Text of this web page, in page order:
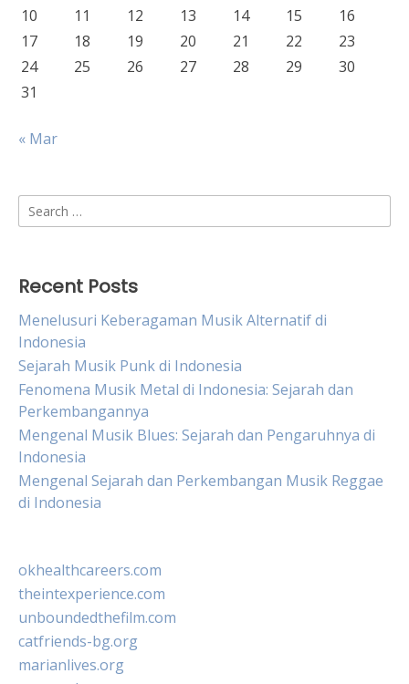
10 11 12 13 14 15
16
17
18 19 20 21 22
23
24
25 26 27 28 29
30
31
« Mar
Search
for:
Recent Posts
Menelusuri Keberagaman Musik Alternatif di
Indonesia
Sejarah Musik Punk di Indonesia
Fenomena Musik Metal di Indonesia: Sejarah dan
Perkembangannya
Mengenal Musik Blues: Sejarah dan Pengaruhnya di
Indonesia
Mengenal Sejarah dan Perkembangan Musik Reggae
di Indonesia
okhealthcareers.com
theintexperience.com
unboundedthefilm.com
catfriends-bg.org
marianlives.org